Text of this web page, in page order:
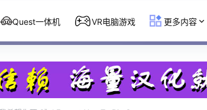
Quest一体机 VR电脑游戏 更多内容